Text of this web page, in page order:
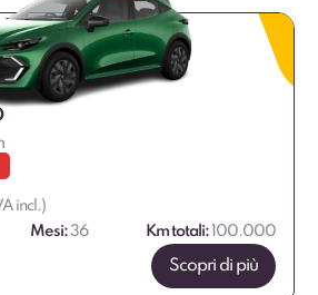
incl.)
Mesi:36 Km totali: 100.000
Scopri di più